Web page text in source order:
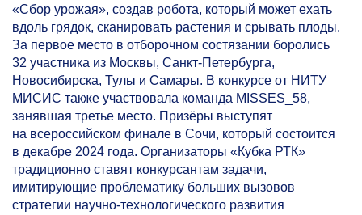
«Сбор урожая», создав робота, который может ехать
вдоль грядок, сканировать растения и срывать плоды.
За первое место в отборочном состязании боролись
32 участника из Москвы, Санкт-Петербурга,
Новосибирска, Тулы и Самары. В конкурсе от НИТУ
МИСИС также участвовала команда MISSES_58,
занявшая третье место. Призёры выступят
на всероссийском финале в Сочи, который состоится
в декабре 2024 года. Организаторы «Кубка РТК»
традиционно ставят конкурсантам задачи,
имитирующие проблематику больших вызовов
стратегии научно-технологического развития